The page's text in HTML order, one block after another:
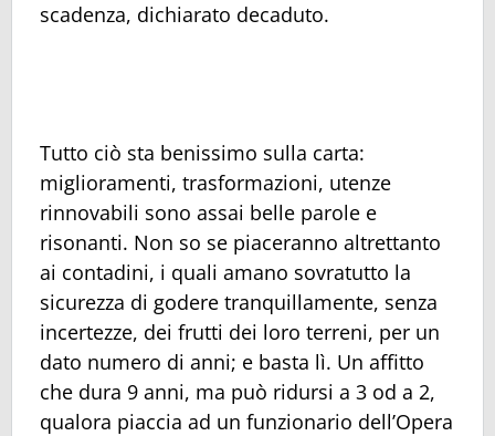
scadenza, dichiarato decaduto.
Tutto ciò sta benissimo sulla carta:
miglioramenti, trasformazioni, utenze
rinnovabili sono assai belle parole e
risonanti. Non so se piaceranno altrettanto
ai contadini, i quali amano sovratutto la
sicurezza di godere tranquillamente, senza
incertezze, dei frutti dei loro terreni, per un
dato numero di anni; e basta lì. Un affitto
che dura 9 anni, ma può ridursi a 3 od a 2,
qualora piaccia ad un funzionario dell’Opera